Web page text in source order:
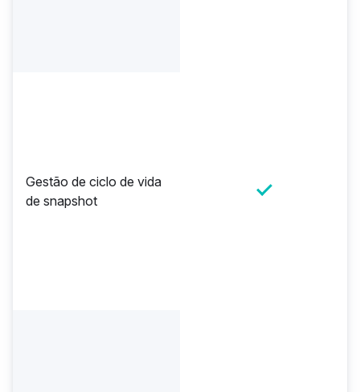
Gestão de ciclo de vida
de snapshot